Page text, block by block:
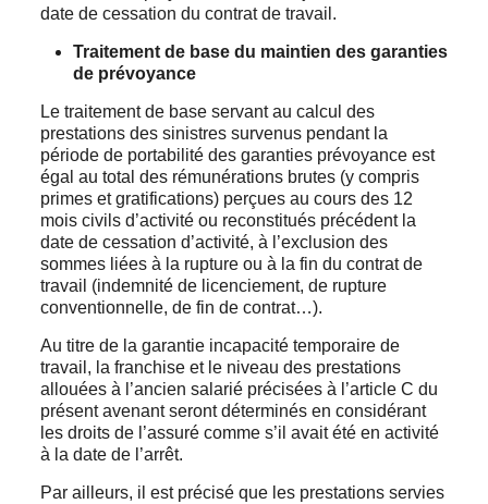
date de cessation du contrat de travail.
Traitement de base du maintien des garanties
de prévoyance
Le traitement de base servant au calcul des
prestations des sinistres survenus pendant la
période de portabilité des garanties prévoyance est
égal au total des rémunérations brutes (y compris
primes et gratifications) perçues au cours des 12
mois civils d’activité ou reconstitués précédent la
date de cessation d’activité, à l’exclusion des
sommes liées à la rupture ou à la fin du contrat de
travail (indemnité de licenciement, de rupture
conventionnelle, de fin de contrat…).
Au titre de la garantie incapacité temporaire de
travail, la franchise et le niveau des prestations
allouées à l’ancien salarié précisées à l’article C du
présent avenant seront déterminés en considérant
les droits de l’assuré comme s’il avait été en activité
à la date de l’arrêt.
Par ailleurs, il est précisé que les prestations servies